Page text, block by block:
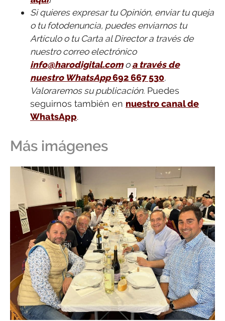
Si quieres expresar tu Opinión, enviar tu queja
o tu fotodenuncia, puedes enviarnos tu
Artículo o tu Carta al Director a través de
nuestro correo electrónico
info@harodigital.comoa través de
nuestro WhatsApp692 667 530.
Valoraremos su publicación. Puedes
seguirnos también en nuestro canal de
WhatsApp.
Más imágenes